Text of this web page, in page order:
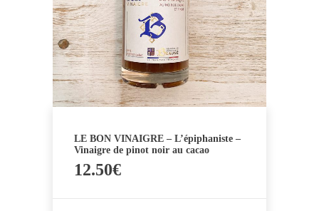
LE BON VINAIGRE – L’épiphaniste –
Vinaigre de pinot noir au cacao
12.50€